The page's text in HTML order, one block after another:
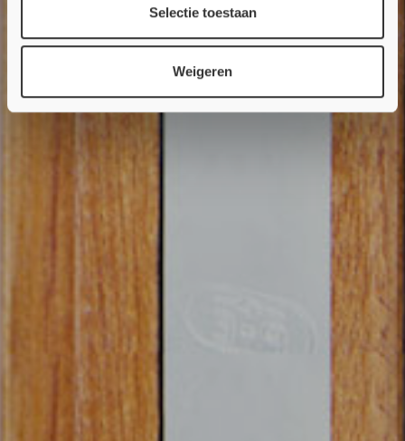
Selectie toestaan
Weigeren